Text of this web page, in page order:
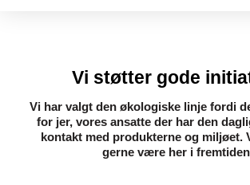
Vi støtter gode
Vi har valgt den økologiske linje fordi
for jer, vores ansatte der har den
kontakt med produkterne og miljøet.
gerne være her i